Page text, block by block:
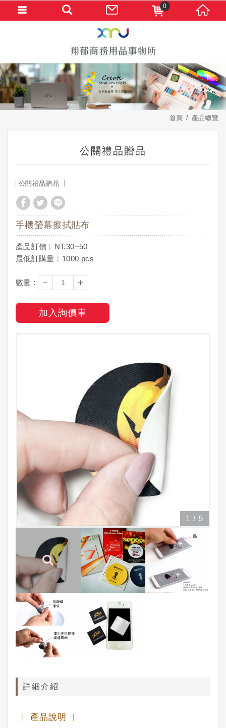
首頁 產品總覽
公關禮品贈品
公關禮品贈品
手機螢幕擦拭貼布
產品訂價︱NT.30~50
最低訂購量︱1000 pcs
數量 : － ＋
加入詢價車
1 / 5
詳細介紹
︱ 產品說明 ︱
0